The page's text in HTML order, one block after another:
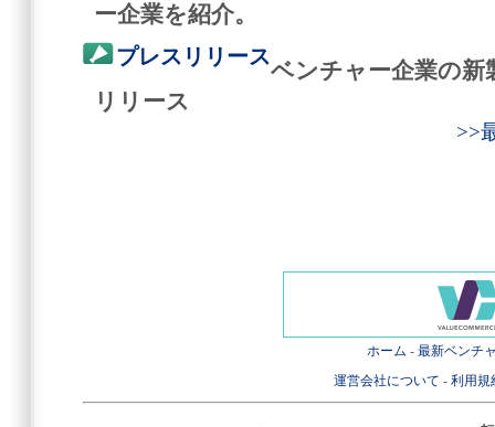
ー企業を紹介。
プレスリリース
ベンチャー企業の新
リリース
>>
ホーム - 最新ベンチ
運営会社について - 利用規